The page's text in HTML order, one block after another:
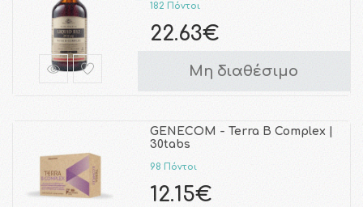
182 Πόντοι
22.63€
Μη διαθέσιμο
GENECOM - Terra B Complex |
30tabs
98 Πόντοι
12.15€